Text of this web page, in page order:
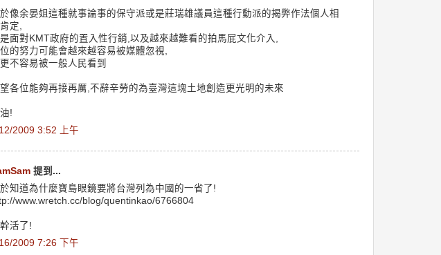
像余晏姐這種就事論事的保守派或是莊瑞雄議員這種行動派的揭弊作法個人相
定,
面對KMT政府的置入性行銷,以及越來越難看的拍馬屁文化介入,
的努力可能會越來越容易被媒體忽視,
不容易被一般人民看到
各位能夠再接再厲,不辭辛勞的為臺灣這塊土地創造更光明的未來
!
2009 3:52 上午
提到...
知道為什麼寶島眼鏡要將台灣列為中國的一省了!
www.wretch.cc/blog/quentinkao/6766804
活了!
2009 7:26 下午